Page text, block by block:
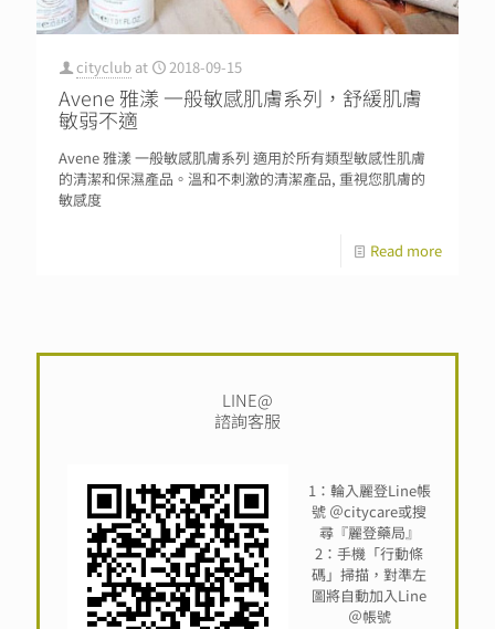
cityclub at 2018-09-15
Avene 雅漾 一般敏感肌膚系列，舒緩肌膚
敏弱不適
Avene 雅漾 一般敏感肌膚系列 適用於所有類型敏感性肌膚
的清潔和保濕產品。溫和不刺激的清潔產品, 重視您肌膚的
敏感度
Read more
LINE@
諮詢客服
1：輪入麗登Line帳
號 ＠citycare或搜
尋『麗登藥局』
2：手機「行動條
碼」掃描，對準左
圖將自動加入Line
＠帳號